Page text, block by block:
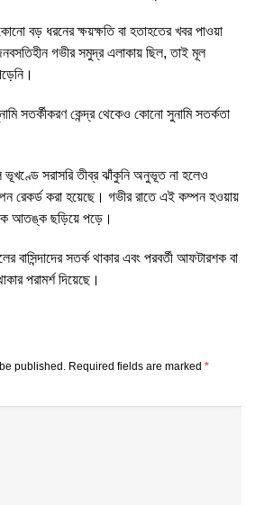
বড় ধরনের ক্ষয়ক্ষতি বা হতাহতের খবর পাওয়া
গভীর সমুদ্র এলাকায় ছিল, তাই মূল
সতর্কীকরণ কেন্দ্র থেকেও কোনো সুনামি সতর্কতা
সরাসরি তীব্র ঝাঁকুনি অনুভূত না হলেও
রেকর্ড করা হয়েছে। গভীর রাতে এই কম্পন হওয়ায়
আতঙ্ক ছড়িয়ে পড়ে।
বাসিন্দাদের সতর্ক থাকার এবং পরবর্তী আফটারশক বা
পরামর্শ দিয়েছে।
published. Required fields are marked *